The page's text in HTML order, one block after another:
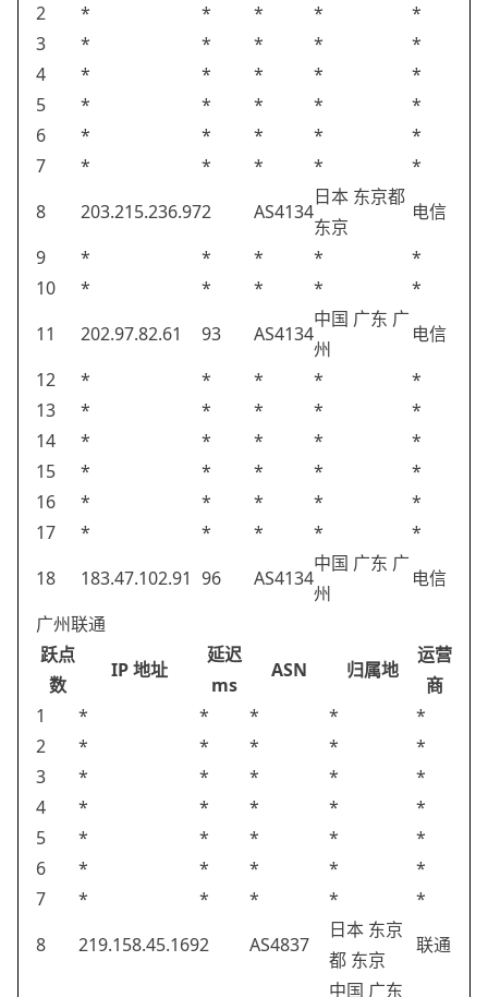
2 * * * *
*
3
* * * *
*
4
* * * *
*
5
* * * *
*
6
* * * *
*
7
* * * *
*
8
203.215.236.972 AS4134
日本 东京都
东京
电信
9
* * * *
*
10
* * * *
*
11
202.97.82.61 93 AS4134
中国 广东 广
州
电信
12
* * * *
*
13
* * * *
*
14
* * * *
*
15
* * * *
*
16
* * * *
*
17
* * * *
*
18
183.47.102.91 96 AS4134
中国 广东 广
州
电信
广州联通
跃点
数
IP 地址
延迟
ms
ASN 归属地
运营
商
1
* * * *
*
2
* * * *
*
3
* * * *
*
4
* * * *
*
5
* * * *
*
6
* * * *
*
7
* * * *
*
8
219.158.45.1692 AS4837
日本 东京
都 东京
联通
中国 广东